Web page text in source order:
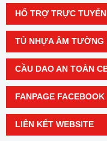
HỔ TRỢ TRỰC TUYẾN
TỦ NHỰA ÂM TƯỜNG
CẦU DAO AN TOÀN
FANPAGE FACEBOOK
LIÊN KẾT WEBSITE